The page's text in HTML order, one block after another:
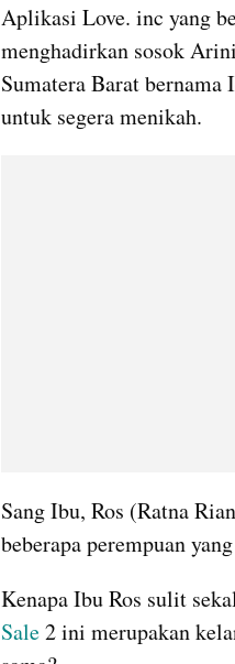
Aplikasi Love. inc yang
menghadirkan sosok
Sumatera Barat
untuk segera menikah.
Sang Ibu, Ros (Ratna
beberapa perempuan
Kenapa Ibu Ros sulit
Sale 2 ini merupakan